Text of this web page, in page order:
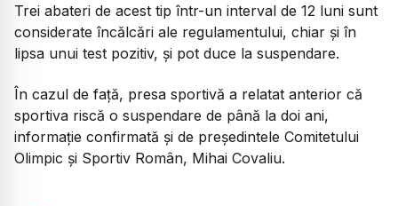
Trei abateri de acest tip într-un interval de 12 luni sunt
considerate încălcări ale regulamentului, chiar și în
lipsa unui test pozitiv, și pot duce la suspendare.
În cazul de față, presa sportivă a relatat anterior că
sportiva riscă o suspendare de până la doi ani,
informație confirmată și de președintele Comitetului
Olimpic și Sportiv Român, Mihai Covaliu.